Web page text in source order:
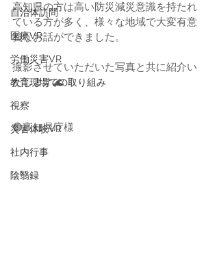
自治体訪問
医療VR
労働災害VR
教育現場での取り組み
視察
災害体験VR
社内行事
陰翳録
高知県の方は高い防災減災意識を持たれ
ている方が多く、様々な地域で大変有意
義なお話ができました。
撮影させていただいた写真と共に紹介い
たします🌊
🟢高知県庁様